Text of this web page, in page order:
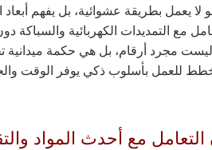
لا يعمل بطريقة عشوائية، بل يفهم أبعاد
مع التمديدات الكهربائية والسباكة
ليست مجرد أرقام، بل هي حكمة ميدانية
للعمل بأسلوب ذكي يوفر الوقت
التعامل مع أحدث المواد